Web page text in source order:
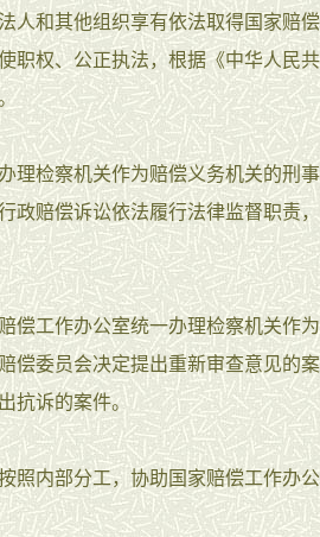
和其他组织享有依法取得国家赔
职权、公正执法，根据《中华人民
检察机关作为赔偿义务机关的刑
政赔偿诉讼依法履行法律监督职责
工作办公室统一办理检察机关作为
偿委员会决定提出重新审查意见的
抗诉的案件。
照内部分工，协助国家赔偿工作办